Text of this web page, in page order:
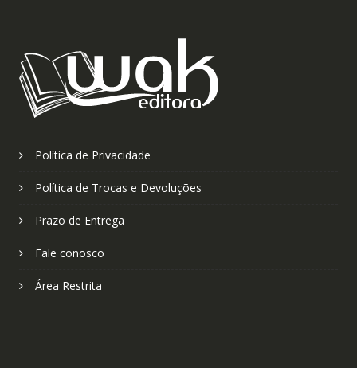
Política de Privacidade
Política de Trocas e Devoluções
Prazo de Entrega
Fale conosco
Área Restrita